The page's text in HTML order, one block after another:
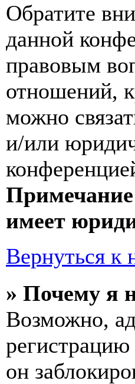
Обратите
данной
правовым
отношений,
можно
и/или
имеет
Вернуться к
» Почему я
Возможно,
он